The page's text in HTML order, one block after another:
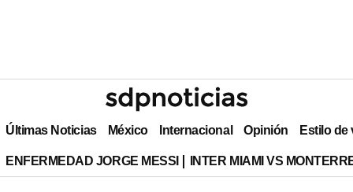
Últimas Noticias México Internacional Opinión Estilo de
ENFERMEDAD JORGE MESSI INTER MIAMI VS